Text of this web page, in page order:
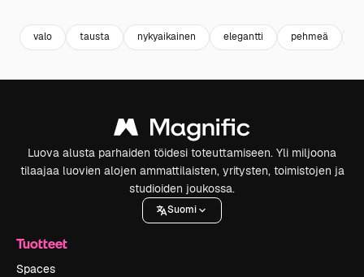
valo tausta nykyaikainen elegantti pehmeä
Luova alusta parhaiden töidesi toteuttamiseen. Yli miljoona
tilaajaa luovien alojen ammattilaisten, yritysten, toimistojen ja
studioiden joukossa.
Suomi
Tuotteet
Spaces